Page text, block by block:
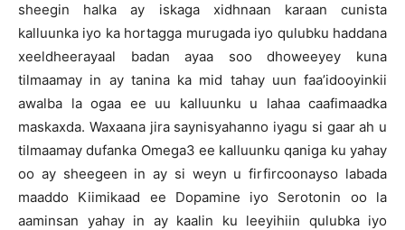
sheegin halka ay iskaga xidhnaan karaan cunista
kalluunka iyo ka hortagga murugada iyo qulubku haddana
xeeldheerayaal badan ayaa soo dhoweeyey kuna
tilmaamay in ay tanina ka mid tahay uun faa’idooyinkii
awalba la ogaa ee uu kalluunku u lahaa caafimaadka
maskaxda. Waxaana jira saynisyahanno iyagu si gaar ah u
tilmaamay dufanka Omega3 ee kalluunku qaniga ku yahay
oo ay sheegeen in ay si weyn u firfircoonayso labada
maaddo Kiimikaad ee Dopamine iyo Serotonin oo la
aaminsan yahay in ay kaalin ku leeyihiin qulubka iyo